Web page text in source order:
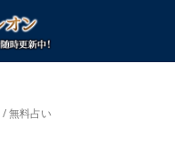
/ 無料占い